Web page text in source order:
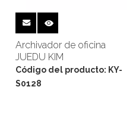
Archivador de oficina
JUEDU KIM
Código del producto: KY-
S0128